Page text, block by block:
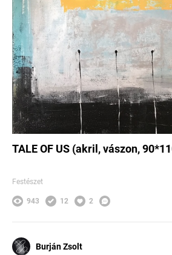
TALE OF US (akril, vászon,
Festészet
943 12 2
Burján Zsolt